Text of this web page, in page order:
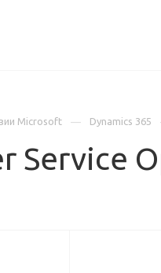
Microsoft Dynamics 365
Service